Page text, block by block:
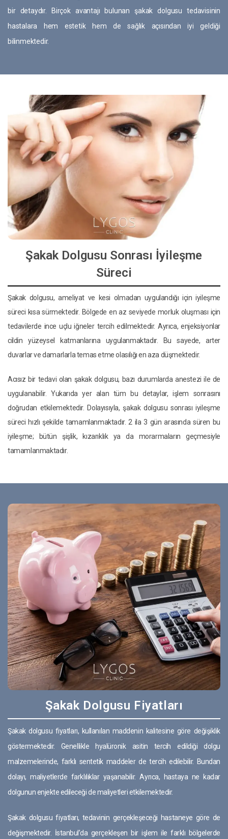
bir detaydır. Birçok avantajı bulunan şakak dolgusu tedavisinin
hastalara hem estetik hem de sağlık açısından iyi geldiği
bilinmektedir.
Şakak Dolgusu Sonrası İyileşme
Süreci
Şakak dolgusu, ameliyat ve kesi olmadan uygulandığı için iyileşme
süreci kısa sürmektedir. Bölgede en az seviyede morluk oluşması için
tedavilerde ince uçlu iğneler tercih edilmektedir. Ayrıca, enjeksiyonlar
cildin yüzeysel katmanlarına uygulanmaktadır. Bu sayede, arter
duvarlar ve damarlarla temas etme olasılığı en aza düşmektedir.
Acısız bir tedavi olan şakak dolgusu, bazı durumlarda anestezi ile de
uygulanabilir. Yukarıda yer alan tüm bu detaylar, işlem sonrasını
doğrudan etkilemektedir. Dolayısıyla, şakak dolgusu sonrası iyileşme
süreci hızlı şekilde tamamlanmaktadır. 2 ila 3 gün arasında süren bu
iyileşme; bütün şişlik, kızarıklık ya da morarmaların geçmesiyle
tamamlanmaktadır.
Şakak Dolgusu Fiyatları
Şakak dolgusu fiyatları, kullanılan maddenin kalitesine göre değişiklik
göstermektedir. Genellikle hyalüronik asitin tercih edildiği dolgu
malzemelerinde, farklı sentetik maddeler de tercih edilebilir. Bundan
dolayı, maliyetlerde farklılıklar yaşanabilir. Ayrıca, hastaya ne kadar
dolgunun enjekte edileceği de maliyetleri etkilemektedir.
Şakak dolgusu fiyatları, tedavinin gerçekleşeceği hastaneye göre de
değişmektedir. İstanbul’da gerçekleşen bir işlem ile farklı bölgelerde